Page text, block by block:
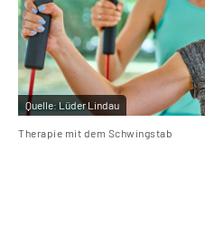
Quelle:Lüder Lindau
Therapie mit dem Schwingstab